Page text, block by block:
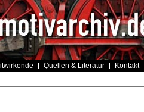
Quellen & Literatur Kontakt